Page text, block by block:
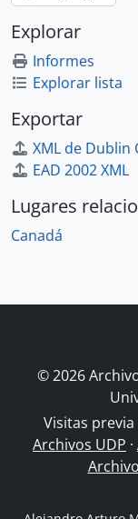
Explorar
Informes
Explorar lista
Exportar
XML de Dublin
EAD 2002 XML
Lugares
Canadá
© 2026
Visitas previa
Archivos UDP ·